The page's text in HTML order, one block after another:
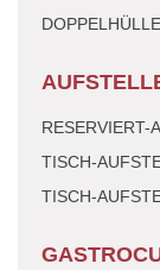
RESERVIERT-
TISCH-
TISCH-